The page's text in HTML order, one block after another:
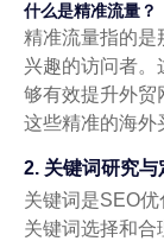
什么是精准流量？
精准流量指的是
兴趣的访问者。
够有效提升外贸
这些精准的海外
2. 关键词研究与
关键词是SEO
关键词选择和合